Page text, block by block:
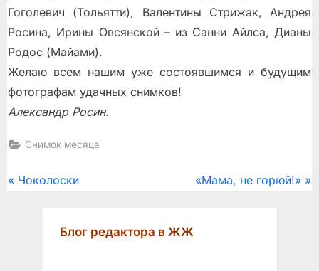
Гоголевич (Тольятти), Валентины Стрижак, Андрея
Росина, Ирины Овсянской – из Санни Айлса, Дианы
Родос (Майами).
Желаю всем нашим уже состоявшимся и будущим
фотографам удачных снимков!
Александр Росин.
Снимок месяца
Post
P
Чоколоски
N
«Мама, не горюй!»
Блог редактора в ЖЖ